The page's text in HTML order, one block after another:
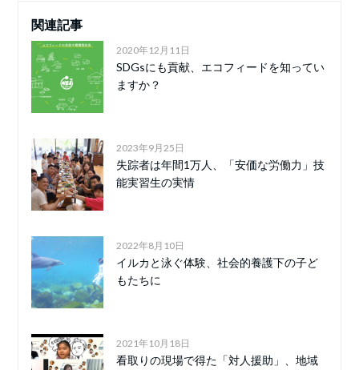
関連記事
2020年12月11日
SDGsにも貢献、エコフィードを知ってい
ますか？
2023年9月25日
失踪者は年間1万人、「安価な労働力」技
能実習生の実情
2022年8月10日
イルカと泳ぐ体験、社会的養護下の子ど
もたちに
2021年10月18日
看取りの現場で得た「対人援助」、地域